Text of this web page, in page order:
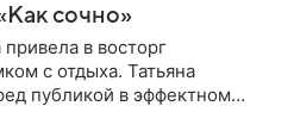
сочно»
в восторг
с отдыха. Татьяна
публикой в эффектном